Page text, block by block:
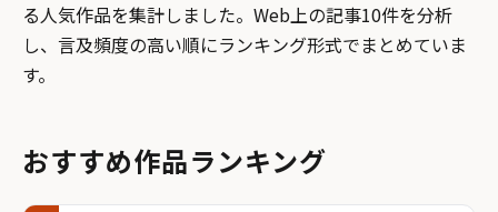
る人気作品を集計しました。Web上の記事10件を分析
し、言及頻度の高い順にランキング形式でまとめていま
す。
おすすめ作品ランキング